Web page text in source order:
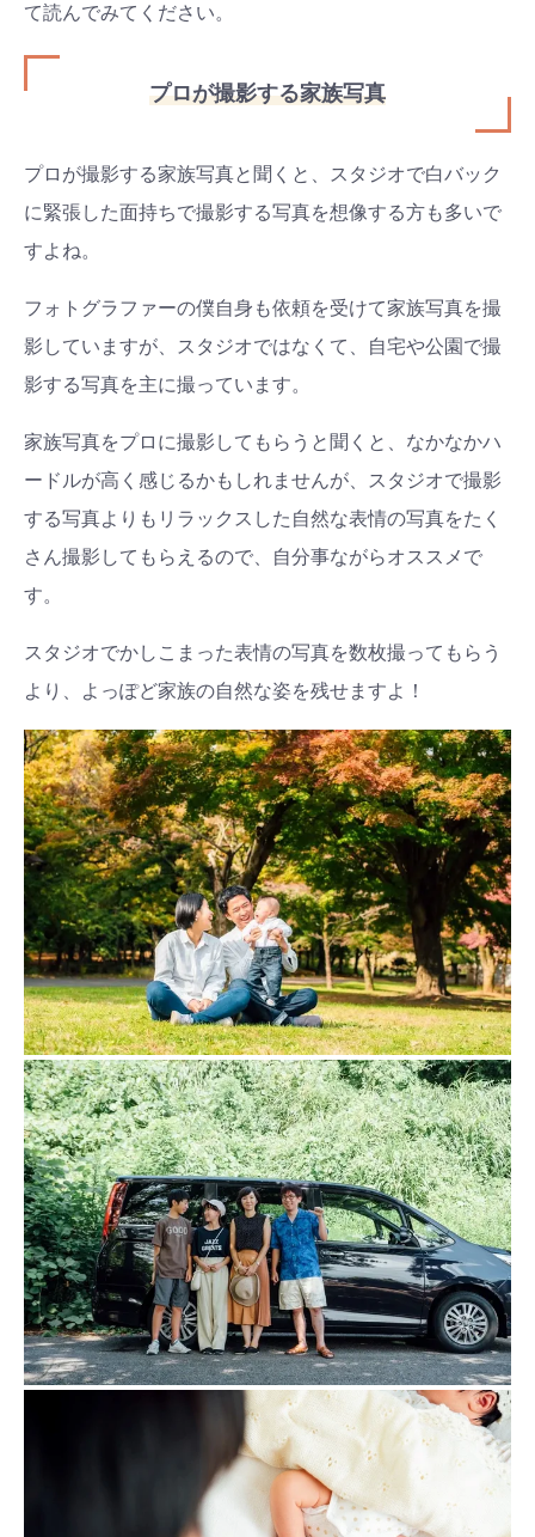
て読んでみてください。
プロが撮影する家族写真
プロが撮影する家族写真と聞くと、スタジオで白バック
に緊張した面持ちで撮影する写真を想像する方も多いで
すよね。
フォトグラファーの僕自身も依頼を受けて家族写真を撮
影していますが、スタジオではなくて、自宅や公園で撮
影する写真を主に撮っています。
家族写真をプロに撮影してもらうと聞くと、なかなかハ
ードルが高く感じるかもしれませんが、スタジオで撮影
する写真よりもリラックスした自然な表情の写真をたく
さん撮影してもらえるので、自分事ながらオススメで
す。
スタジオでかしこまった表情の写真を数枚撮ってもらう
より、よっぽど家族の自然な姿を残せますよ！